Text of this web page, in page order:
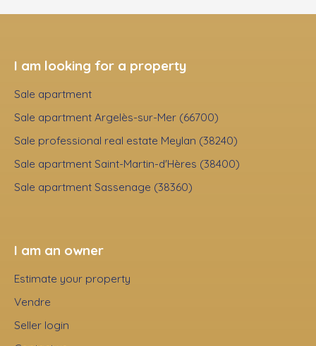
I am looking for a property
Sale apartment
Sale apartment Argelès-sur-Mer (66700)
Sale professional real estate Meylan (38240)
Sale apartment Saint-Martin-d'Hères (38400)
Sale apartment Sassenage (38360)
I am an owner
Estimate your property
Vendre
Seller login